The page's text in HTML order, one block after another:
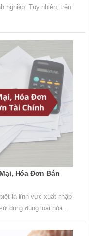
nghiệp. Tuy nhiên, trên
Hóa Đơn Bán
là lĩnh vực xuất nhập
dụng đúng loại hóa...